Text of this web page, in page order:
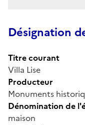
Désignation
Titre courant
Villa Lise
Producteur
Monuments
Dénomination de
maison